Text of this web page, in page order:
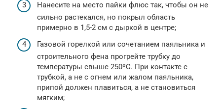
Нанесите на место пайки флюс так, чтобы он не
сильно растекался, но покрыл область
примерно в 1,5-2 см с дыркой в центре;
Газовой горелкой или сочетанием паяльника и
строительного фена прогрейте трубку до
температуры свыше 250ºС. При контакте с
трубкой, а не с огнем или жалом паяльника,
припой должен плавиться, а не становиться
мягким;